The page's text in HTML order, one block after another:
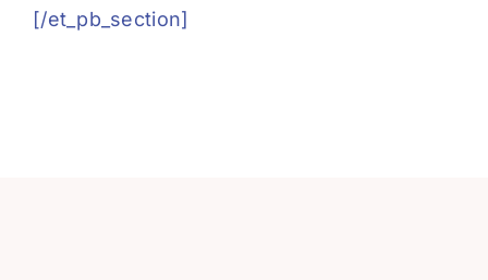
[/et_pb_section]